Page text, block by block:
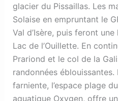
glacier du Pissaillas. Les
Solaise en empruntant le
Val d’Isère, puis feront
Lac de l’Ouillette. En
Prariond et le col de la
randonnées
farniente, l’espace plage
aquatique Oxygen, offre